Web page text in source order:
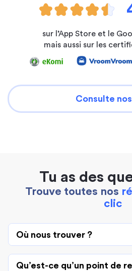
sur l’App Store et le
mais aussi sur les
Consulte
Tu as des
Trouve toutes nos
clic
Où nous trouver ?
Qu’est-ce qu’un point de